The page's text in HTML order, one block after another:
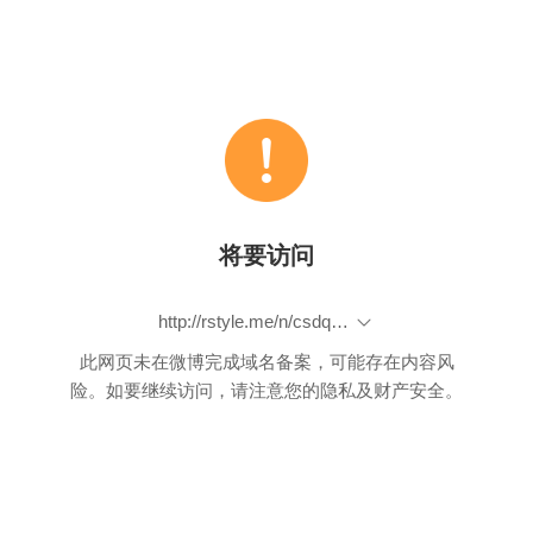
将要访问
http://rstyle.me/n/csdqjcbp9if
此网页未在微博完成域名备案，可能存在内容风
险。如要继续访问，请注意您的隐私及财产安全。